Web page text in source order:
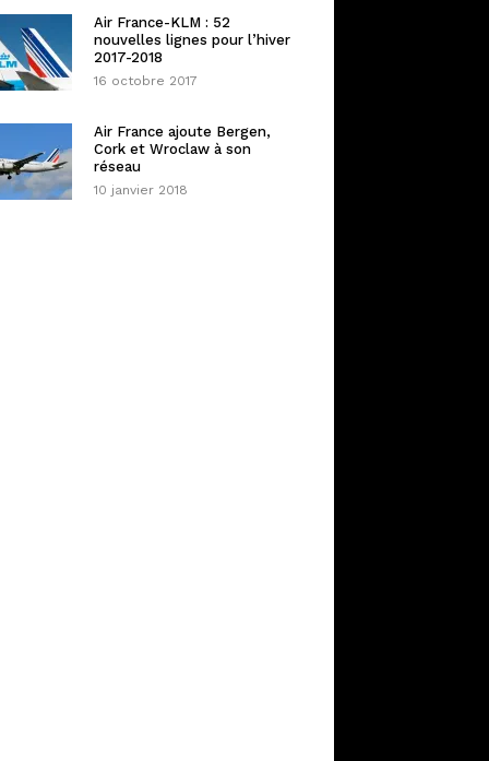
Air France-KLM : 52
nouvelles lignes pour l’hiver
2017-2018
16 octobre 2017
Air France ajoute Bergen,
Cork et Wroclaw à son
réseau
10 janvier 2018